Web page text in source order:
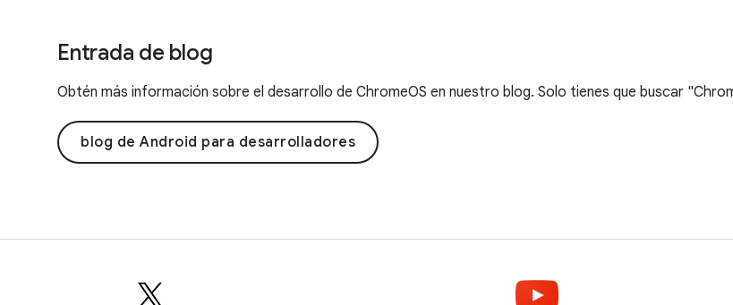
Entrada de blog
Obtén más información sobre el desarrollo de ChromeOS en nuestro blog. Solo tienes que buscar
blog de Android para desarrolladores